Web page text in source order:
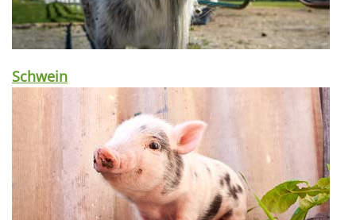
Schwein